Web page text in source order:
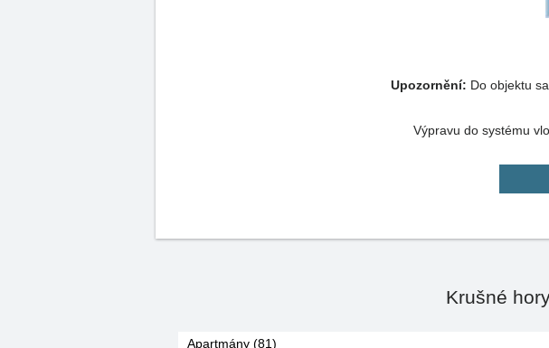
Upozornění: Do objektu
Výpravu do systému
Krušné
Apartmány (81)